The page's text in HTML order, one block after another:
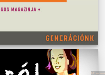
Műsoraink